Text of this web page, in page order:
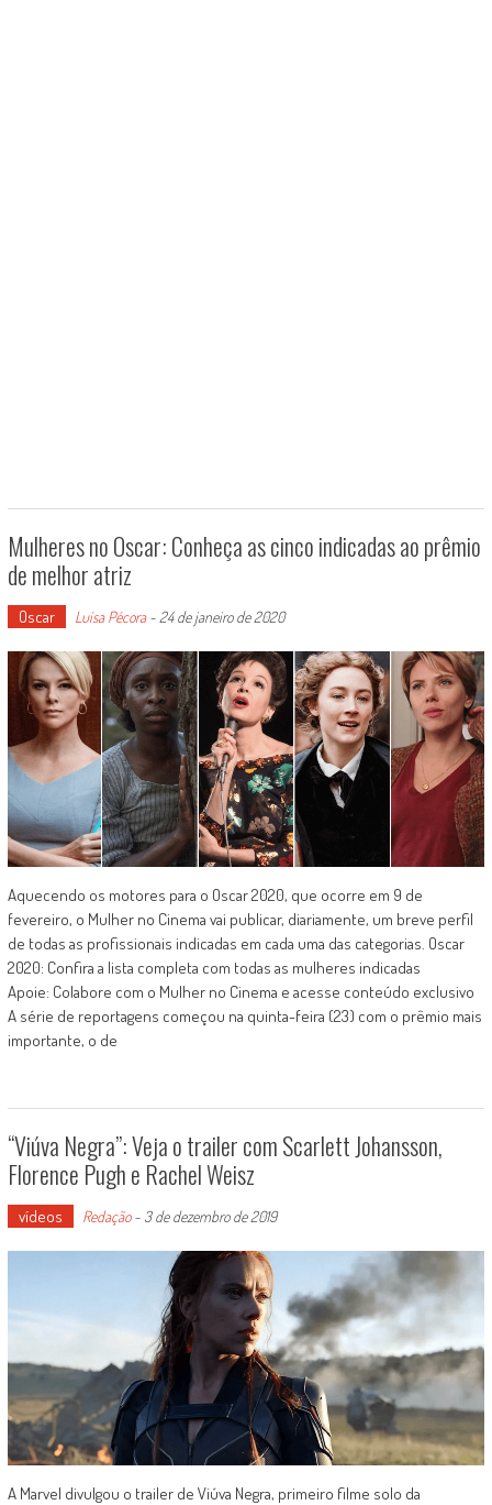
Mulheres no Oscar: Conheça as cinco indicadas ao prêmio
de melhor atriz
Oscar Luísa Pécora-24 de janeiro de 2020
Aquecendo os motores para o Oscar 2020, que ocorre em 9 de
fevereiro, o Mulher no Cinema vai publicar, diariamente, um breve perfil
de todas as profissionais indicadas em cada uma das categorias. Oscar
2020: Confira a lista completa com todas as mulheres indicadas
Apoie: Colabore com o Mulher no Cinema e acesse conteúdo exclusivo
A série de reportagens começou na quinta-feira (23) com o prêmio mais
importante, o de
“Viúva Negra”: Veja o trailer com Scarlett Johansson,
Florence Pugh e Rachel Weisz
vídeos Redação- 3 de dezembro de 2019
A Marvel divulgou o trailer de Viúva Negra, primeiro filme solo da